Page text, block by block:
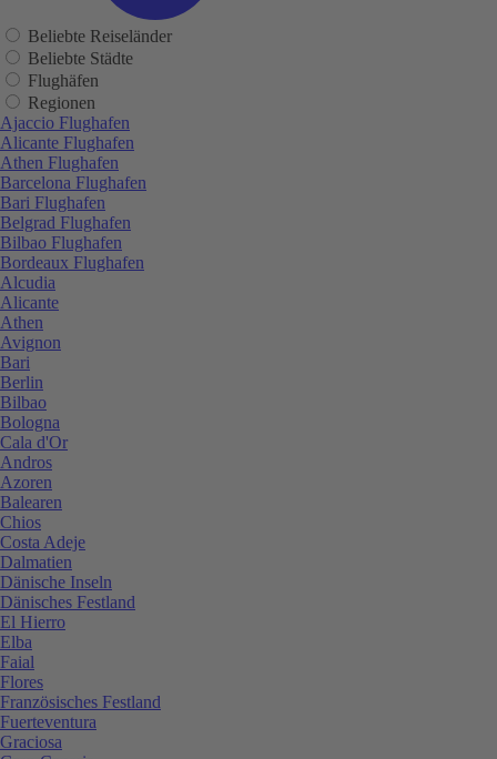
Beliebte Reiseländer
Beliebte Städte
Flughäfen
Regionen
Ajaccio Flughafen
Alicante Flughafen
Athen Flughafen
Barcelona Flughafen
Bari Flughafen
Belgrad Flughafen
Bilbao Flughafen
Bordeaux Flughafen
Alcudia
Alicante
Athen
Avignon
Bari
Berlin
Bilbao
Bologna
Cala d'Or
Andros
Azoren
Balearen
Chios
Costa Adeje
Dalmatien
Dänische Inseln
Dänisches Festland
El Hierro
Elba
Faial
Flores
Französisches Festland
Fuerteventura
Graciosa